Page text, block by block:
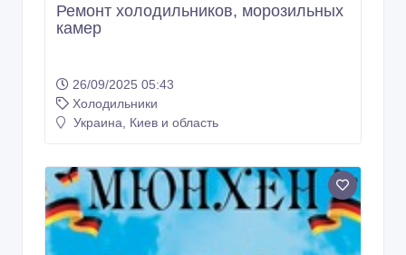
Ремонт холодильников, морозильных
камер
26/09/2025 05:43
Холодильники
Украина, Киев и область